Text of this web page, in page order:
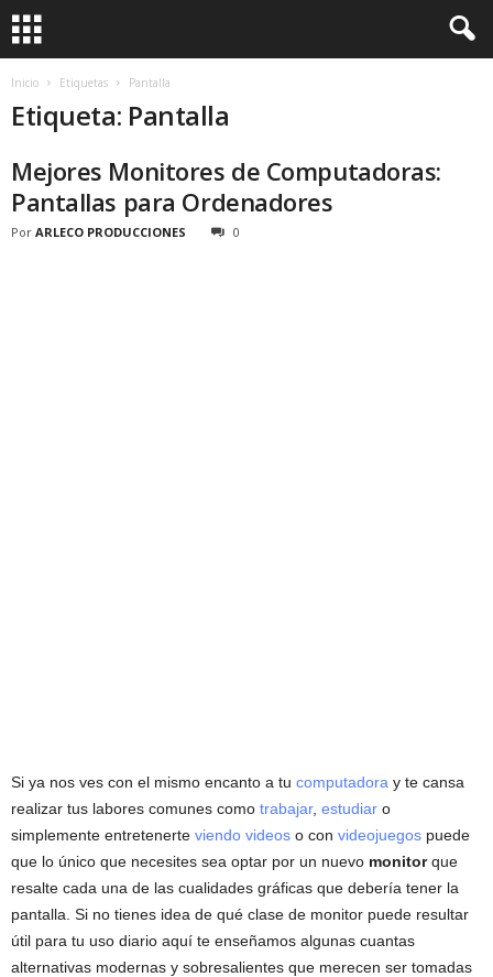
Inicio Etiquetas Pantalla
Etiqueta: Pantalla
Mejores Monitores de Computadoras:
Pantallas para Ordenadores
Por ARLECO PRODUCCIONES 0
Si ya nos ves con el mismo encanto a tu computadora y te cansa
realizar tus labores comunes como trabajar, estudiar o
simplemente entretenerte viendo videos o con videojuegos puede
que lo único que necesites sea optar por un nuevo monitorque
resalte cada una de las cualidades gráficas que debería tener la
pantalla. Si no tienes idea de qué clase de monitor puede resultar
útil para tu uso diario aquí te enseñamos algunas cuantas
alternativas modernas y sobresalientes que merecen ser tomadas